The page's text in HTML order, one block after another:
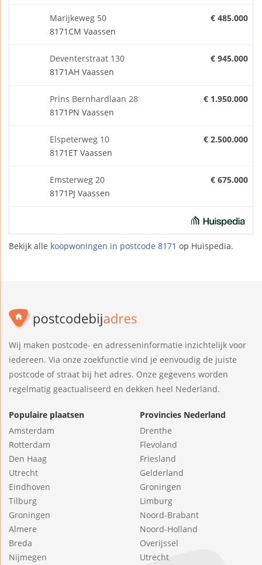
Marijkeweg 50
8171CM Vaassen
€ 485.000
Deventerstraat 130
8171AH Vaassen
€ 945.000
Prins Bernhardlaan 28
8171PN Vaassen
€ 1.950.000
Elspeterweg 10
8171ET Vaassen
€ 2.500.000
Emsterweg 20
8171PJ Vaassen
€ 675.000
Bekijk alle koopwoningen in postcode 8171 op Huispedia.
Wij maken postcode- en adresseninformatie inzichtelijk voor
iedereen. Via onze zoekfunctie vind je eenvoudig de juiste
postcode of straat bij het adres. Onze gegevens worden
regelmatig geactualiseerd en dekken heel Nederland.
Populaire plaatsen
Amsterdam
Rotterdam
Den Haag
Utrecht
Eindhoven
Tilburg
Groningen
Almere
Breda
Nijmegen
Provincies Nederland
Drenthe
Flevoland
Friesland
Gelderland
Groningen
Limburg
Noord-Brabant
Noord-Holland
Overijssel
Utrecht